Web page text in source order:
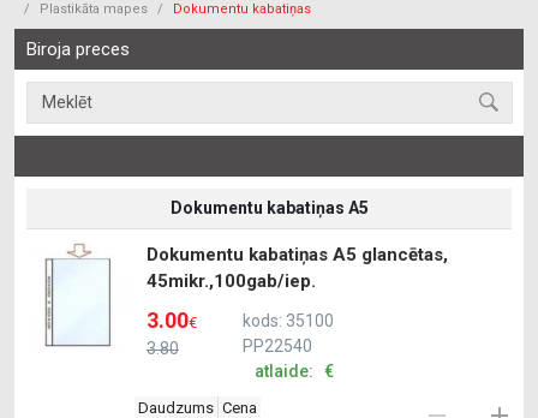
Plastikāta mapes
Dokumentu kabatiņas
Biroja preces
Dokumentu kabatiņas A5
Dokumentu kabatiņas A5 glancētas,
45mikr.,100gab/iep.
3.80
3.00€
kods: 35100
PP22540
atlaide: €
Daudzums Cena